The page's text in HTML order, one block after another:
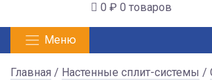
0 ₽ 0 товаров
Меню
Главная / Настенные сплит-системы /